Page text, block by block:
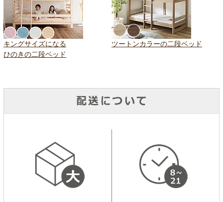
キングサイズになる
ひのきの二段ベッド
ツートンカラーの二段ベッド